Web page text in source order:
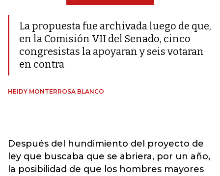
La propuesta fue archivada luego de que,
en la Comisión VII del Senado, cinco
congresistas la apoyaran y seis votaran
en contra
HEIDY MONTERROSA BLANCO
Después del hundimiento del proyecto de
ley que buscaba que se abriera, por un año,
la posibilidad de que los hombres mayores